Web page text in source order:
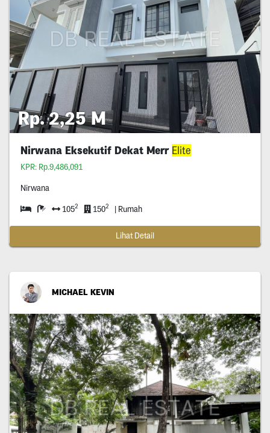
Rp. 2,25 M
Nirwana Eksekutif Dekat Merr Elite
KPR: Rp.9,486,091
Nirwana
1052 1502 | Rumah
Lihat Detail
MICHAEL KEVIN